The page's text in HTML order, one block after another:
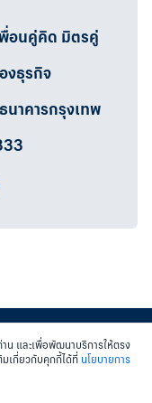
พื่อนคู่คิด มิตรคู่
งธุรกิจ
นาคารกรุงเทพ
น และเพื่อพัฒนาบริการให้ตรง
มเกี่ยวกับคุกกี้ได้ที่ นโยบายการ